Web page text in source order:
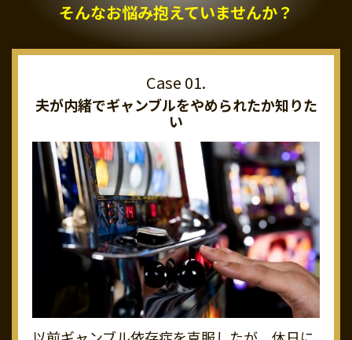
そんなお悩み抱えていませんか？
夫が内緒でギャンブルをやめられたか知りた
い